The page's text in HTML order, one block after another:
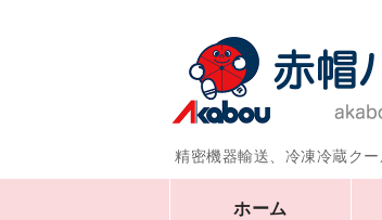
精密機器輸送、冷凍冷蔵ク
ホーム